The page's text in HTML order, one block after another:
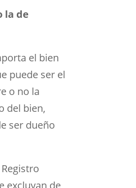
la de
el bien
puede ser el
o no la
del bien,
ser dueño
excluyan de